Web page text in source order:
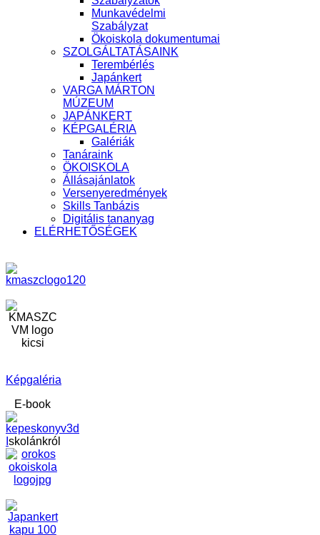
Munkavédelmi
Szabályzat
Ökoiskola dokumentumai
SZOLGÁLTATÁSAINK
Terembérlés
Japánkert
VARGA MÁRTON
MÚZEUM
JAPÁNKERT
KÉPGALÉRIA
Galériák
Tanáraink
ÖKOISKOLA
Állásajánlatok
Versenyeredmények
Skills Tanbázis
Digitális tananyag
ELÉRHETŐSÉGEK
Képgaléria
E-book
skolánkról